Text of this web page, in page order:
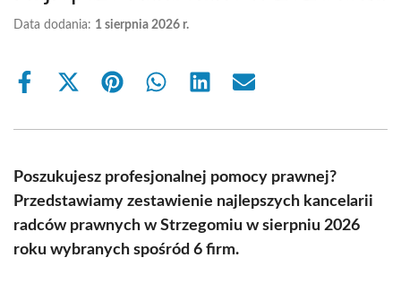
Data dodania: 1 sierpnia 2026 r.
Share
Share
(Twitter)
Share Share Share Share
Poszukujesz profesjonalnej pomocy prawnej?
Przedstawiamy zestawienie najlepszych kancelarii
radców prawnych w Strzegomiu w sierpniu 2026
roku wybranych spośród 6 firm.